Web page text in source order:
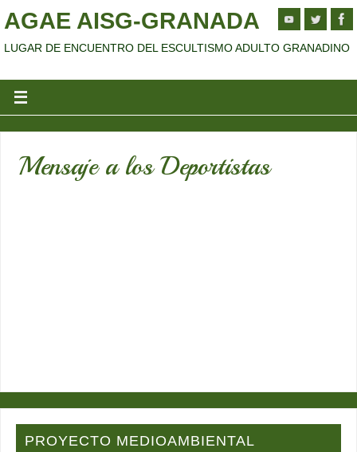
AGAE AISG-GRANADA
LUGAR DE ENCUENTRO DEL ESCULTISMO ADULTO GRANADINO
Mensaje a los Deportistas
PROYECTO MEDIOAMBIENTAL